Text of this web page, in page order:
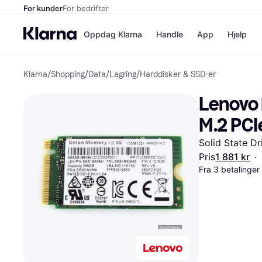
For kunderFor bedrifter
Oppdag Klarna
Betal nå
Betal i 3
Betal innen
Finansiering
Vipps
Handle App Hjelp
Klarna/Shopping/Data/Lagring/Harddisker & SSD-er
Lenovo
M.2
Solid State
Pris1 881 kr ·
Fra 3